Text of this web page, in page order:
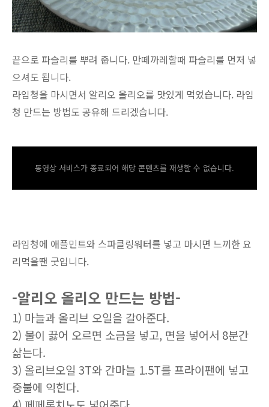
끝으로 파슬리를 뿌려 줍니다. 만떼까레할때 파슬리를 먼저 넣
으셔도 됩니다.
라임청을 마시면서 알리오 올리오를 맛있게 먹었습니다. 라임
청 만드는 방법도 공유해 드리겠습니다.
동영상 서비스가 종료되어 해당 콘텐츠를 재생할 수 없습니다.
라임청에 애플민트와 스파클링워터를 넣고 마시면 느끼한 요
리먹을땐 굿입니다.
-알리오 올리오 만드는 방법-
1) 마늘과 올리브 오일을 갈아준다.
2) 물이 끓어 오르면 소금을 넣고, 면을 넣어서 8분간
삶는다.
3) 올리브오일 3T와 간마늘 1.5T를 프라이팬에 넣고
중불에 익힌다.